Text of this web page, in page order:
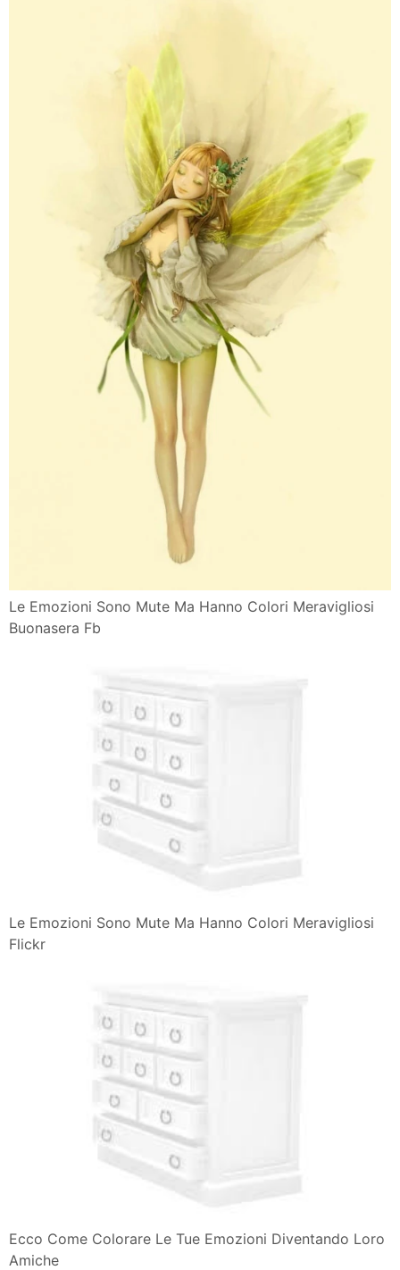
Le Emozioni Sono Mute Ma Hanno Colori Meravigliosi
Buonasera Fb
Le Emozioni Sono Mute Ma Hanno Colori Meravigliosi
Flickr
Ecco Come Colorare Le Tue Emozioni Diventando Loro
Amiche